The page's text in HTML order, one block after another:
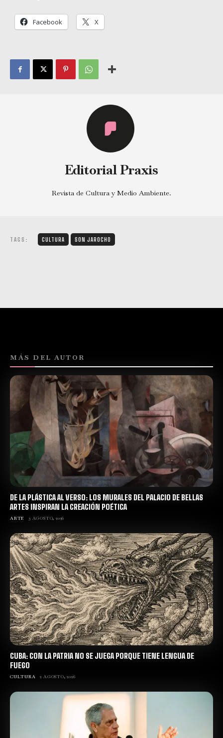
Facebook X
Editorial Praxis
Revista de Cultura y Medio Ambiente.
TAGS: CULTURA SON JAROCHO
MÁS DEL AUTOR
DE LA PLÁSTICA AL VERSO: LOS MURALES DEL PALACIO DE BELLAS
ARTES INSPIRAN LA CREACIÓN POÉTICA
ARTE 3 AGOSTO, 2026
CUBA: CON LA PATRIA NO SE JUEGA PORQUE TIENE LENGUA DE
FUEGO
CULTURA 2 AGOSTO, 2026